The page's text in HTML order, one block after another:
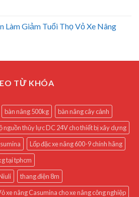
Làm Giảm Tuổi Thọ Vỏ Xe Nâng
TỪ KHÓA
bàn nâng 500kg
bàn nâng cây cảnh
nguồn thủy lực DC 24V cho thiết bị xây dựng
Lốp đặc xe nâng 600-9 chính hãng
tại tphcm
thang điện 8m
xe nâng Casumina cho xe nâng công nghiệp